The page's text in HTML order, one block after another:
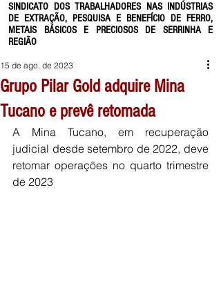
SINDICATO DOS TRABALHADORES NAS INDÚSTRIAS
DE EXTRAÇÃO, PESQUISA E BENEFÍCIO DE FERRO,
METAIS BÁSICOS E PRECIOSOS DE SERRINHA E
REGIÃO
Grupo Pilar Gold adquire Mina
Tucano e prevê retomada
15 de ago. de 2023
A Mina Tucano, em recuperação
judicial desde setembro de 2022, deve
retomar operações no quarto trimestre
de 2023